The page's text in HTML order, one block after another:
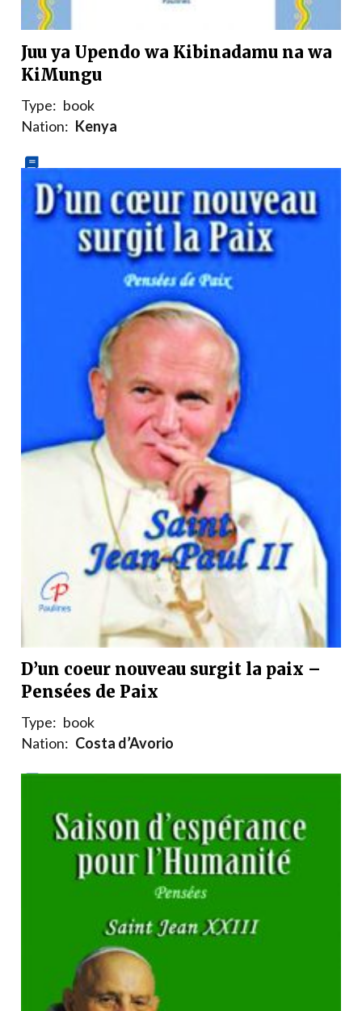
Juu ya Upendo wa Kibinadamu na wa
KiMungu
Type: book
Nation: Kenya
D’un coeur nouveau surgit la paix –
Pensées de Paix
Type: book
Nation: Costa d’Avorio